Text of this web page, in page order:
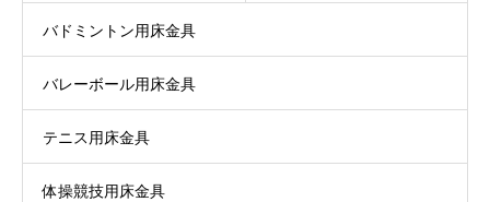
バドミントン用床金具
バレーボール用床金具
テニス用床金具
体操競技用床金具